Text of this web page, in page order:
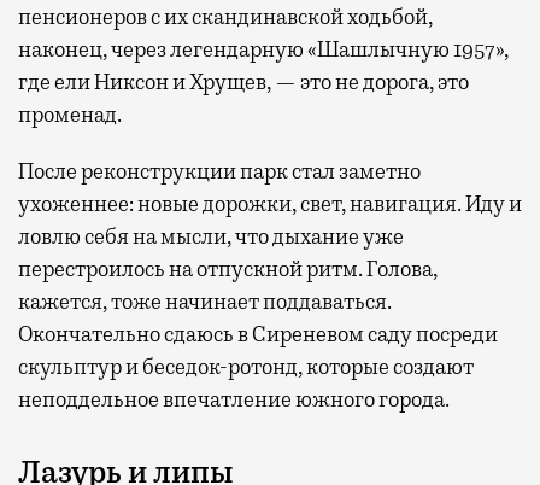
пенсионеров с их скандинавской ходьбой,
наконец, через легендарную «Шашлычную 1957»,
где ели Никсон и Хрущев, — это не дорога, это
променад.
После реконструкции парк стал заметно
ухоженнее: новые дорожки, свет, навигация. Иду и
ловлю себя на мысли, что дыхание уже
перестроилось на отпускной ритм. Голова,
кажется, тоже начинает поддаваться.
Окончательно сдаюсь в Сиреневом саду посреди
скульптур и беседок-ротонд, которые создают
неподдельное впечатление южного города.
Лазурь и липы